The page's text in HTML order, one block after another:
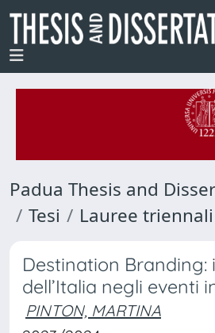
Padua Thesis and
Tesi
Lauree triennali
Destination Branding:
dell’Italia negli eventi
PINTON, MARTINA